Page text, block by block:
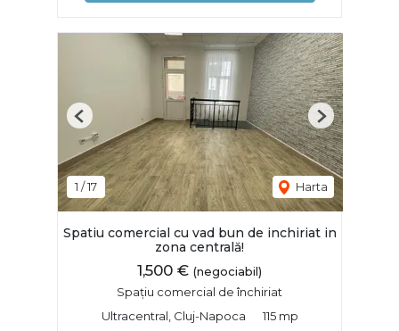
1 /17 Harta
Previous Next
Spatiu comercial cu vad bun de inchiriat in
zona centrală!
1,500 € (negociabil)
Spațiu comercial de închiriat
Ultracentral, Cluj-Napoca
115 mp